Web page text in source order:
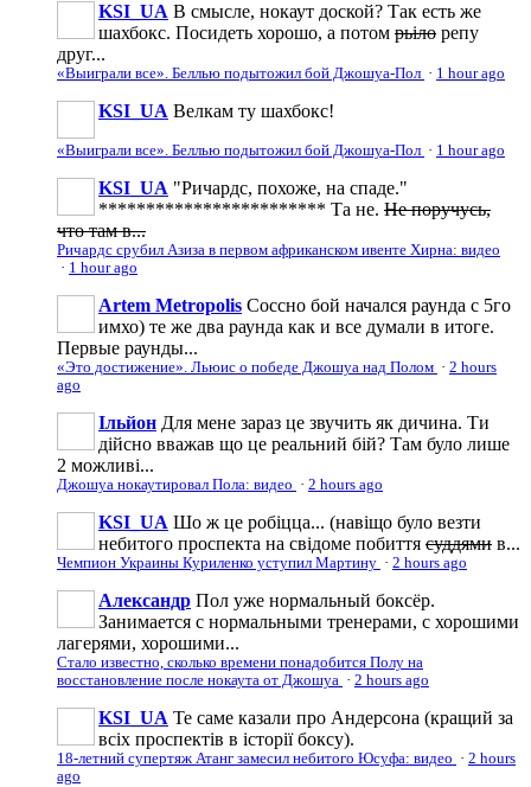
KSI_UA В смысле, нокаут доской? Так есть же
шахбокс. Посидеть хорошо, а потом рьіло репу
друг...
«Выиграли все». Беллью подытожил бой Джошуа-Пол · 1 hour ago
KSI_UA Велкам ту шахбокс!
«Выиграли все». Беллью подытожил бой Джошуа-Пол · 1 hour ago
KSI_UA "Ричардс, похоже, на спаде."
************************ Та не. Не поручусь,
что там в...
Ричардс срубил Азиза в первом африканском ивенте Хирна: видео
· 1 hour ago
Artem Metropolis Соссно бой начался раунда с 5го
имхо) те же два раунда как и все думали в итоге.
Первые раунды...
«Это достижение». Льюис о победе Джошуа над Полом · 2 hours
ago
Ільйон Для мене зараз це звучить як дичина. Ти
дійсно вважав що це реальний бій? Там було лише
2 можливі...
Джошуа нокаутировал Пола: видео · 2 hours ago
KSI_UA Шо ж це робіцца... (навіщо було везти
небитого проспекта на свідоме побиття суддями в...
Чемпион Украины Куриленко уступил Мартину · 2 hours ago
Александр Пол уже нормальный боксёр.
Занимается с нормальными тренерами, с хорошими
лагерями, хорошими...
Стало известно, сколько времени понадобится Полу на
восстановление после нокаута от Джошуа · 2 hours ago
KSI_UA Те саме казали про Андерсона (кращий за
всіх проспектів в історії боксу).
18-летний супертяж Атанг замесил небитого Юсуфа: видео · 2 hours
ago